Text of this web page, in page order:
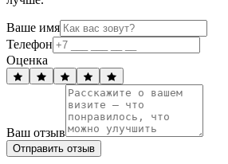
Ваше имя
Телефон
Оценка
Ваш отзыв
Отправить отзыв